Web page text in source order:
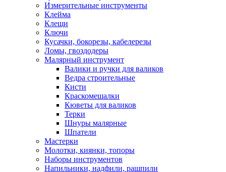
Измерительные инструменты
Клейма
Клещи
Ключи
Кусачки, бокорезы, кабелерезы
Ломы, гвоздодеры
Малярный инструмент
Валики и ручки для валиков
Ведра строительные
Кисти
Краскомешалки
Кюветы для валиков
Терки
Шнуры малярные
Шпатели
Мастерки
Молотки, киянки, топоры
Наборы инструментов
Напильники, надфили, рашпили